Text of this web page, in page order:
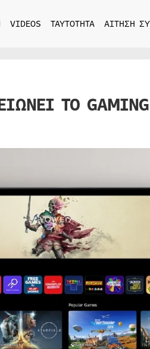
VIDEOS ΤΑΥΤΟΤΗΤΑ ΑΙΤΗΣΗ
ΤΟ